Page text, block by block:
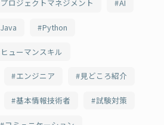
プロジェクトマネジメント AI
Java Python
ヒューマンスキル
エンジニア 見どころ紹介
基本情報技術者 試験対策